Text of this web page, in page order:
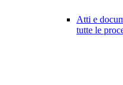
Atti e
tutte le